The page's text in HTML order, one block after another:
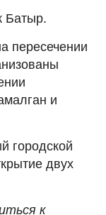
Батыр.
пересечении
и
городской
двух
к